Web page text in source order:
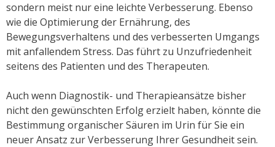
sondern meist nur eine leichte Verbesserung. Ebenso
wie die Optimierung der Ernährung, des
Bewegungsverhaltens und des verbesserten Umgangs
mit anfallendem Stress. Das führt zu Unzufriedenheit
seitens des Patienten und des Therapeuten.
Auch wenn Diagnostik- und Therapieansätze bisher
nicht den gewünschten Erfolg erzielt haben, könnte die
Bestimmung organischer Säuren im Urin für Sie ein
neuer Ansatz zur Verbesserung Ihrer Gesundheit sein.